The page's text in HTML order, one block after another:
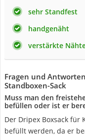
sehr Standfest
handgenäht
verstärkte
Fragen und
Standboxen-Sack
Muss man den
befüllen oder ist er
Der Dripex Boxsack für
befüllt werden, da er